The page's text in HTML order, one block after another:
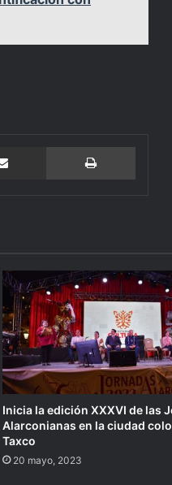
Compartir por email
Inicia la edición XXXVI de las
Alarconianas en la ciudad
Taxco
20 mayo, 2023